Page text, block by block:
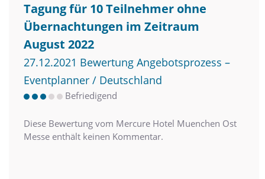
Tagung für 10 Teilnehmer ohne
Übernachtungen im Zeitraum
August 2022
27.12.2021 Bewertung Angebotsprozess –
Eventplanner / Deutschland
Befriedigend
Diese Bewertung vom Mercure Hotel Muenchen Ost
Messe enthält keinen Kommentar.